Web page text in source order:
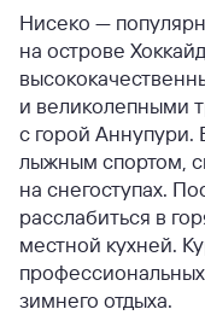
Нисеко —
на острове
и великолепными
с горой
лыжным спортом,
на снегоступах.
расслабиться в
местной кухней.
зимнего отдыха.